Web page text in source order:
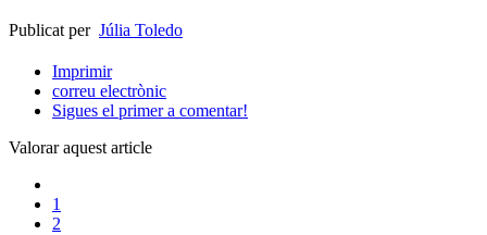
Publicat per Júlia Toledo
Imprimir
correu electrònic
Sigues el primer a comentar!
Valorar aquest article
1
2